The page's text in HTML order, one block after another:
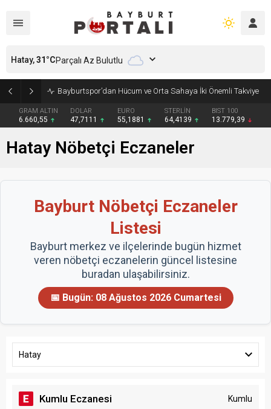
Bayburt’ta Minik Öğrencilere Jandarma Mesleği Tanıtıldı
GRAM ALTIN
6.660,55
DOLAR
47,7111
EURO
55,1881
STERLİN
64,4139
BIST 100
13.779,39
Hatay,31 °CParçalı Az Bulutlu
Hatay Nöbetçi Eczaneler
Bayburt Nöbetçi Eczaneler
Listesi
Bayburt merkez ve ilçelerinde bugün hizmet
veren nöbetçi eczanelerin güncel listesine
buradan ulaşabilirsiniz.
📅 Bugün: 08 Ağustos 2026 Cumartesi
Hatay
Kumlu Eczanesi Kumlu